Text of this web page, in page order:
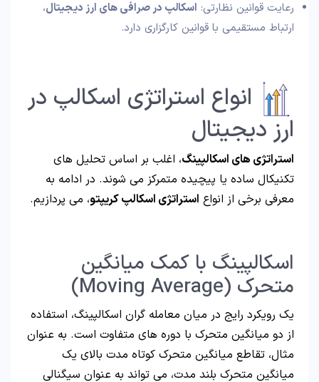
رعایت قوانین نظارتی: اسکالپ در صرافی های ارز دیجیتال،
ارتباط مستقیمی با قوانین کارگزاری دارد.
انواع استراتژی اسکالپ در
ارز دیجیتال
استراتژی های اسکالپینگ، اغلب بر اساس تحلیل های
تکنیکال ساده یا پیچیده متمرکز می شوند. در ادامه به
معرفی برخی از انواع استراتژی اسکالپ کریپتو، می پردازیم.
اسکالپینگ با کمک میانگین
متحرک (Moving Average)
یک رویکرد رایج در میان معامله گران اسکالپینگ، استفاده
از دو میانگین متحرک با دوره های متفاوت است. به عنوان
مثال، تقاطع میانگین متحرک کوتاه مدت بالای یک
میانگین متحرک بلند مدت، می تواند به عنوان سیگنالی